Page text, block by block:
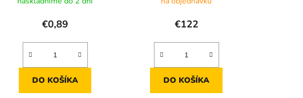
€0,89
DO KOŠÍKA
€122
DO KOŠÍKA